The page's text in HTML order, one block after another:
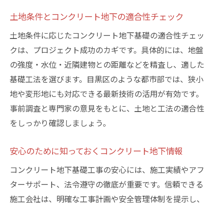
土地条件とコンクリート地下の適合性チェック
土地条件に応じたコンクリート地下基礎の適合性チェッ
クは、プロジェクト成功のカギです。具体的には、地盤
の強度・水位・近隣建物との距離などを精査し、適した
基礎工法を選びます。目黒区のような都市部では、狭小
地や変形地にも対応できる最新技術の活用が有効です。
事前調査と専門家の意見をもとに、土地と工法の適合性
をしっかり確認しましょう。
安心のために知っておくコンクリート地下情報
コンクリート地下基礎工事の安心には、施工実績やアフ
ターサポート、法令遵守の徹底が重要です。信頼できる
施工会社は、明確な工事計画や安全管理体制を提示し、